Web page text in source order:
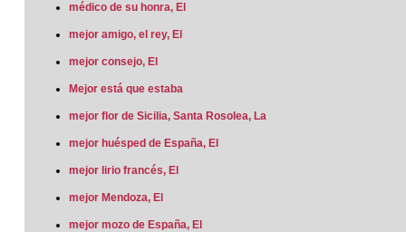
médico de su honra, El
mejor amigo, el rey, El
mejor consejo, El
Mejor está que estaba
mejor flor de Sicilia, Santa Rosolea, La
mejor huésped de España, El
mejor lirio francés, El
mejor Mendoza, El
mejor mozo de España, El